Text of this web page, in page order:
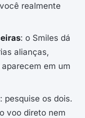
realmente
: o Smiles dá
alianças,
em um
: pesquise os dois.
voo direto nem